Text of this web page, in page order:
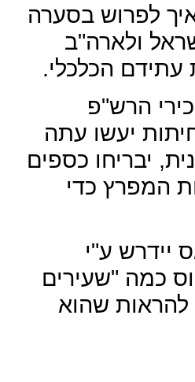
לפרוש בסערה
ולארה"ב
הכלכלי.
הרש"פ
יעשו עתה
יבריחו כספים
המפרץ כדי
יידרש ע"י
כמה "שעירים
להראות שהוא